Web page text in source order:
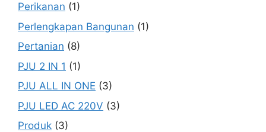
Perikanan (1)
Perlengkapan Bangunan (1)
Pertanian (8)
PJU 2 IN 1 (1)
PJU ALL IN ONE (3)
PJU LED AC 220V (3)
Produk (3)